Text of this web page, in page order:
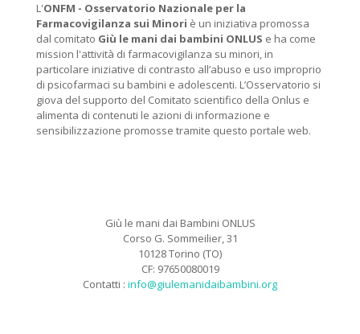
L'ONFM - Osservatorio Nazionale per la
Farmacovigilanza sui Minori è un iniziativa promossa
dal comitato Giù le mani dai bambini ONLUS e ha come
mission l'attività di farmacovigilanza su minori, in
particolare iniziative di contrasto all’abuso e uso improprio
di psicofarmaci su bambini e adolescenti. L’Osservatorio si
giova del supporto del Comitato scientifico della Onlus e
alimenta di contenuti le azioni di informazione e
sensibilizzazione promosse tramite questo portale web.
Giù le mani dai Bambini ONLUS
Corso G. Sommeilier, 31
10128 Torino (TO)
CF: 97650080019
Contatti : info@giulemanidaibambini.org